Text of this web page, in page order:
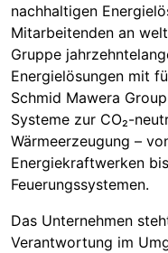
nachhaltigen
Mitarbeitenden an
Gruppe
Energielösungen mit
Schmid Mawera
Systeme zur CO₂-
Wärmeerzeugung –
Energiekraftwerken
Feuerungssystemen.
Das Unternehmen
Verantwortung im